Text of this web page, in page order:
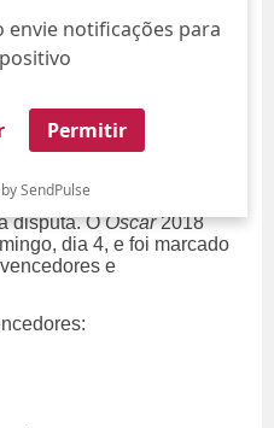
notificações para
Permitir
SendPulse
aguarda ansiosamente
quais foram as melhores
além de sempre ter
disputa. OOscar2018
dia 4, e foi marcado
e